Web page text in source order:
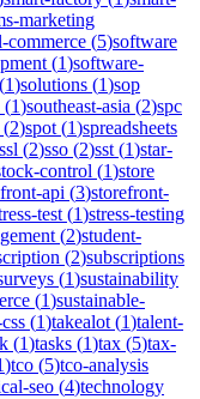
marketing
commerce (5)software
(1)software-
(1)solutions (1)sop
(1)southeast-asia (2)spc
(2)spot (1)spreadsheets
ssl (2)sso (2)sst (1)star-
control (1)store
api (3)storefront-
test (1)stress-testing
(2)student-
(2)subscriptions
(1)sustainability
(1)sustainable-
(1)takealot (1)talent-
(1)tasks (1)tax (5)tax-
)tco (5)tco-analysis
seo (4)technology